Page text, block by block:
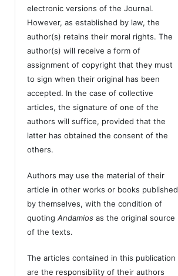
electronic versions of the Journal.
However, as established by law, the
author(s) retains their moral rights. The
author(s) will receive a form of
assignment of copyright that they must
to sign when their original has been
accepted. In the case of collective
articles, the signature of one of the
authors will suffice, provided that the
latter has obtained the consent of the
others.
Authors may use the material of their
article in other works or books published
by themselves, with the condition of
quotingAndamios as the original source
of the texts.
The articles contained in this publication
are the responsibility of their authors